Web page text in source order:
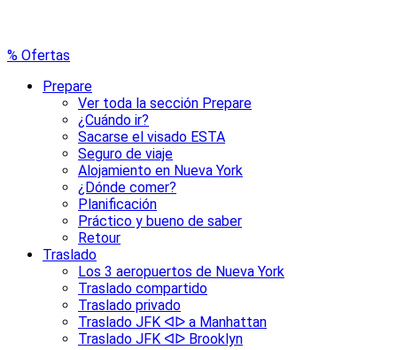
% Ofertas
Prepare
Ver toda la sección Prepare
¿Cuándo ir?
Sacarse el visado ESTA
Seguro de viaje
Alojamiento en Nueva York
¿Dónde comer?
Planificación
Práctico y bueno de saber
Retour
Traslado
Los 3 aeropuertos de Nueva York
Traslado compartido
Traslado privado
Traslado JFK ᐊᐅ a Manhattan
Traslado JFK ᐊᐅ Brooklyn